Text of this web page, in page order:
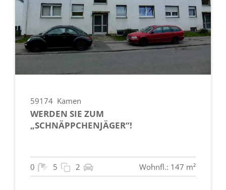
59174 Kamen
WERDEN SIE ZUM
„SCHNÄPPCHENJÄGER“!
0 5 2 Wohnfl.: 147 m²